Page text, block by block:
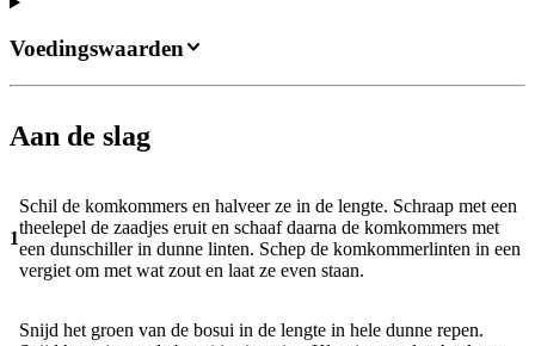
Aan de slag
1
Schil de komkommers en halveer ze in de lengte. Schraap met een
theelepel de zaadjes eruit en schaaf daarna de komkommers met
een dunschiller in dunne linten. Schep de komkommerlinten in een
vergiet om met wat zout en laat ze even staan.
Snijd het groen van de bosui in de lengte in hele dunne repen.
Voedingswaarden